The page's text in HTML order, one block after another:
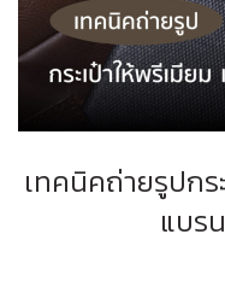
เทคนิคถ่ายรูปกร
แบร